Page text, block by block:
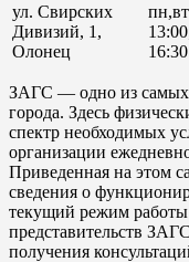
ул. Свирских
Дивизий, 1,
Олонец
16:30
ЗАГС — одно из самых
города. Здесь
спектр необходимых
организации
Приведенная на этом
сведения о
текущий режим работы
представительств
получения